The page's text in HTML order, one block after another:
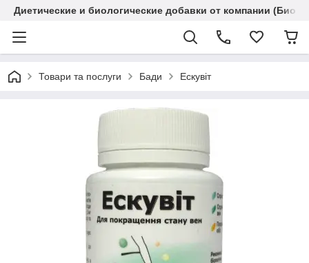
Диетические и биологические добавки от компании
Товари та послуги Бади Ескувіт